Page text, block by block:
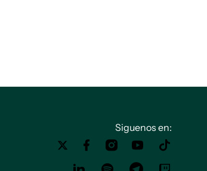
Siguenos en: